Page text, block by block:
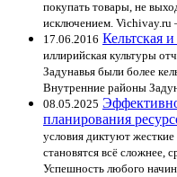
покупать товары, не
исключением.
17.06.2016 Кельтская
иллирийская культуры
Задунавья были более
Внутренние районы
08.05.2025
планирования
условия диктуют
становятся всё сложнее,
Успешность любого